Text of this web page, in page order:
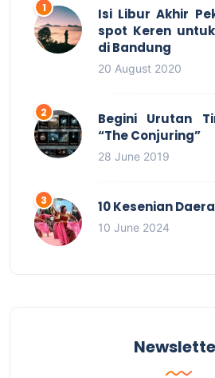
Isi Libur Akhir
spot Keren
di Bandung
20 August 2020
Begini Urutan
“The Conjuring”
28 June 2019
10 Kesenian
10 June 2024